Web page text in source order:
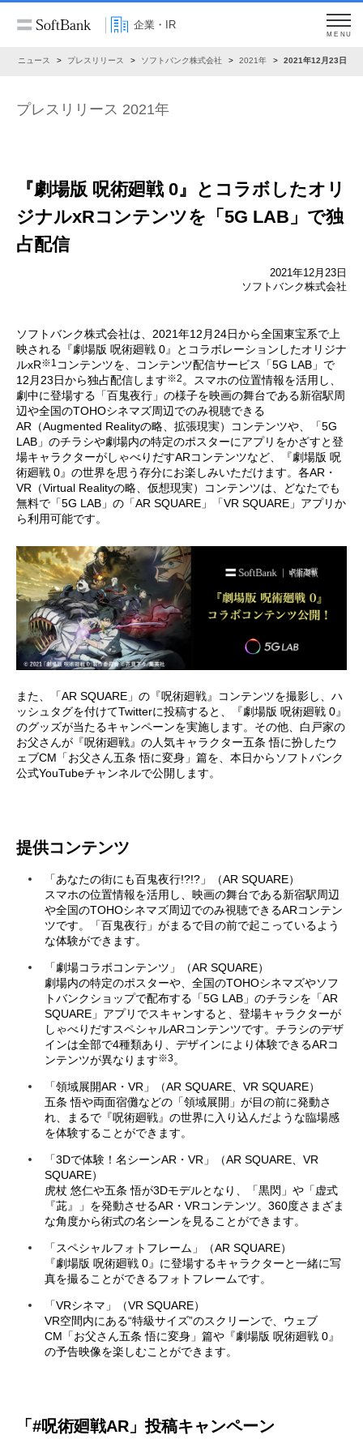
企業・IR
MENU
ニュース プレスリリース ソフトバンク株式会社 2021年 2021年12月23日
プレスリリース 2021年
『劇場版 呪術廻戦 0』とコラボしたオリ
ジナルxRコンテンツを「5G LAB」で独
占配信
2021年12月23日
ソフトバンク株式会社
ソフトバンク株式会社は、2021年12月24日から全国東宝系で上
映される『劇場版 呪術廻戦 0』とコラボレーションしたオリジナ
ルxR※1 コンテンツを、コンテンツ配信サービス「5G LAB」で
12月23日から独占配信します※2 。スマホの位置情報を活用し、
劇中に登場する「百鬼夜行」の様子を映画の舞台である新宿駅周
辺や全国のTOHOシネマズ周辺でのみ視聴できる
AR（Augmented Realityの略、拡張現実）コンテンツや、「5G
LAB」のチラシや劇場内の特定のポスターにアプリをかざすと登
場キャラクターがしゃべりだすARコンテンツなど、『劇場版 呪
術廻戦 0』の世界を思う存分にお楽しみいただけます。各AR・
VR（Virtual Realityの略、仮想現実）コンテンツは、どなたでも
無料で「5G LAB」の「AR SQUARE」「VR SQUARE」アプリか
ら利用可能です。
また、「AR SQUARE」の『呪術廻戦』コンテンツを撮影し、ハ
ッシュタグを付けてTwitterに投稿すると、『劇場版 呪術廻戦 0』
のグッズが当たるキャンペーンを実施します。その他、白戸家の
お父さんが『呪術廻戦』の人気キャラクター五条 悟に扮したウ
ェブCM「お父さん五条 悟に変身」篇を、本日からソフトバンク
公式YouTubeチャンネルで公開します。
提供コンテンツ
「あなたの街にも百鬼夜行!?!?」（AR SQUARE）
スマホの位置情報を活用し、映画の舞台である新宿駅周辺
や全国のTOHOシネマズ周辺でのみ視聴できるARコンテン
ツです。「百鬼夜行」がまるで目の前で起こっているよう
な体験ができます。
「劇場コラボコンテンツ」（AR SQUARE）
劇場内の特定のポスターや、全国のTOHOシネマズやソフ
トバンクショップで配布する「5G LAB」のチラシを「AR
SQUARE」アプリでスキャンすると、登場キャラクターが
しゃべりだすスペシャルARコンテンツです。チラシのデザ
インは全部で4種類あり、デザインにより体験できるARコ
ンテンツが異なります※3。
「領域展開AR・VR」（AR SQUARE、VR SQUARE）
五条 悟や両面宿儺などの「領域展開」が目の前に発動さ
れ、まるで『呪術廻戦』の世界に入り込んだような臨場感
を体験することができます。
「3Dで体験！名シーンAR・VR」（AR SQUARE、VR
SQUARE）
虎杖 悠仁や五条 悟が3Dモデルとなり、「黒閃」や「虚式
『茈』」を発動させるAR・VRコンテンツ。360度さまざま
な角度から術式の名シーンを見ることができます。
「スペシャルフォトフレーム」（AR SQUARE）
『劇場版 呪術廻戦 0』に登場するキャラクターと一緒に写
真を撮ることができるフォトフレームです。
「VRシネマ」（VR SQUARE）
VR空間内にある“特級サイズ”のスクリーンで、ウェブ
CM「お父さん五条 悟に変身」篇や『劇場版 呪術廻戦 0』
の予告映像を楽しむことができます。
「#呪術廻戦AR」投稿キャンペーン